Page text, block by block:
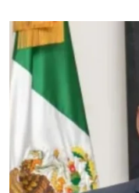
del Cártel del